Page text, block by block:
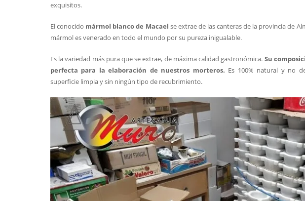
exquisitos.
El conocido mármol blanco de Macael se extrae de las canteras de la provincia de
mármol es venerado en todo el mundo por su pureza inigualable.
Es la variedad más pura que se extrae, de máxima calidad gastronómica. Su
perfecta para la elaboración de nuestros morteros. Es 100% natural y no
superficie limpia y sin ningún tipo de recubrimiento.